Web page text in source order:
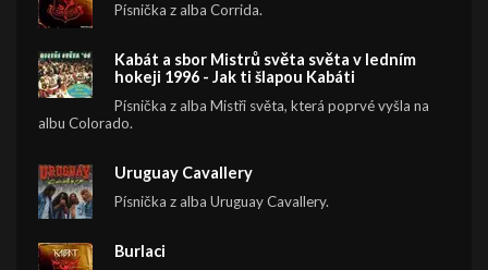
Písnička z alba Corrida.
Kabát a sbor Mistrů světa světa v ledním
hokeji 1996 - Jak ti šlapou Kabáti
Písnička z alba Mistři světa, která poprvé vyšla na
albu Colorado.
Uruguay Cavallery
Písnička z alba Uruguay Cavallery.
Burlaci